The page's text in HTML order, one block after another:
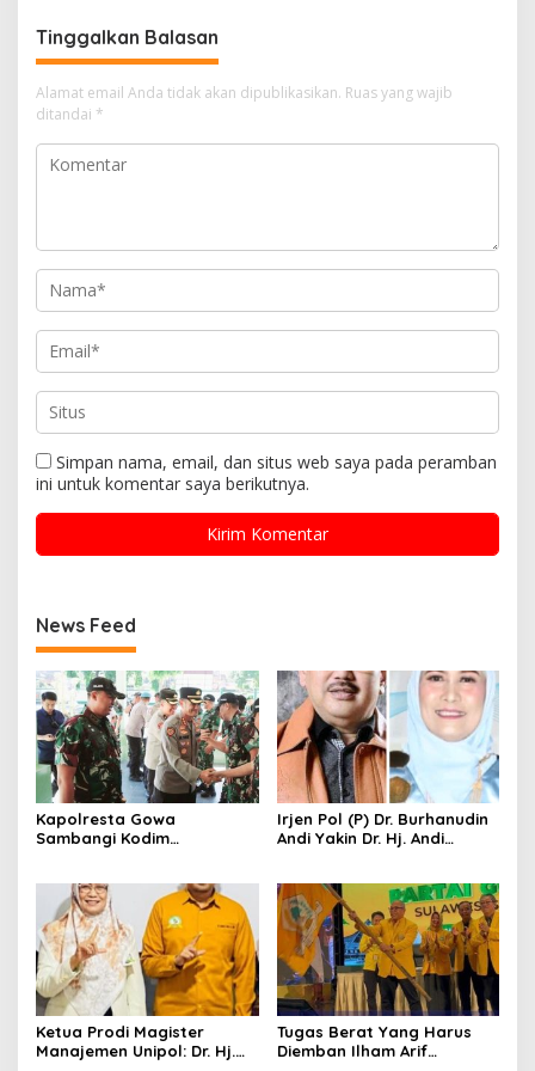
Tinggalkan Balasan
Alamat email Anda tidak akan dipublikasikan. Ruas yang wajib
ditandai *
Simpan nama, email, dan situs web saya pada peramban
ini untuk komentar saya berikutnya.
News Feed
Kapolresta Gowa
Sambangi Kodim
TNI-Polri
Irjen Pol (P) Dr. Burhanudin
Andi Yakin Dr. Hj. Andi
Ketua Prodi Magister
Manajemen Unipol: Dr. Hj.
Tugas Berat Yang Harus
Diemban Ilham Arif